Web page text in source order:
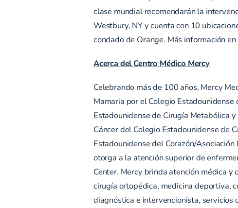
clase mundial recomendarán la
Westbury, NY y cuenta con 10
condado de Orange. Más información
Acerca del Centro Médico Mercy
Celebrando más de 100 años, Mercy
Mamaria por el Colegio
Estadounidense de Cirugía Metabólica
Cáncer del Colegio Estadounidense de
Estadounidense del Corazón/
otorga a la atención superior de
Center. Mercy brinda atención médica
cirugía ortopédica, medicina deportiva,
diagnóstica e intervencionista,